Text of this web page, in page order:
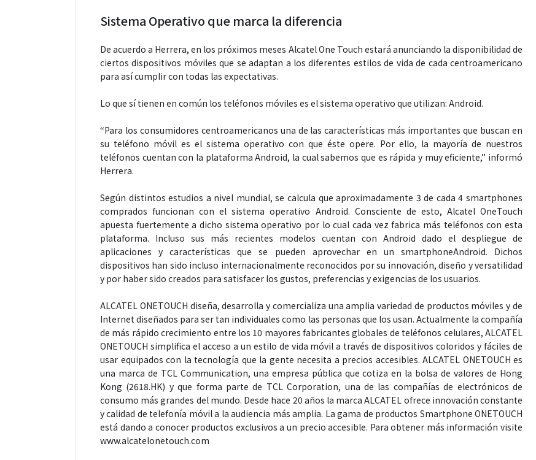
Sistema Operativo que marca la diferencia
De acuerdo a Herrera, en los próximos meses Alcatel One Touch estará anunciando la disponibilidad de
ciertos dispositivos móviles que se adaptan a los diferentes estilos de vida de cada centroamericano
para así cumplir con todas las expectativas.
Lo que sí tienen en común los teléfonos móviles es el sistema operativo que utilizan: Android.
“Para los consumidores centroamericanos una de las características más importantes que buscan en
su teléfono móvil es el sistema operativo con que éste opere. Por ello, la mayoría de nuestros
teléfonos cuentan con la plataforma Android, la cual sabemos que es rápida y muy eficiente,” informó
Herrera.
Según distintos estudios a nivel mundial, se calcula que aproximadamente 3 de cada 4 smartphones
comprados funcionan con el sistema operativo Android. Consciente de esto, Alcatel OneTouch
apuesta fuertemente a dicho sistema operativo por lo cual cada vez fabrica más teléfonos con esta
plataforma. Incluso sus más recientes modelos cuentan con Android dado el despliegue de
aplicaciones y características que se pueden aprovechar en un smartphoneAndroid. Dichos
dispositivos han sido incluso internacionalmente reconocidos por su innovación, diseño y versatilidad
y por haber sido creados para satisfacer los gustos, preferencias y exigencias de los usuarios.
ALCATEL ONETOUCH diseña, desarrolla y comercializa una amplia variedad de productos móviles y de
Internet diseñados para ser tan individuales como las personas que los usan. Actualmente la compañía
de más rápido crecimiento entre los 10 mayores fabricantes globales de teléfonos celulares, ALCATEL
ONETOUCH simplifica el acceso a un estilo de vida móvil a través de dispositivos coloridos y fáciles de
usar equipados con la tecnología que la gente necesita a precios accesibles. ALCATEL ONETOUCH es
una marca de TCL Communication, una empresa pública que cotiza en la bolsa de valores de Hong
Kong (2618.HK) y que forma parte de TCL Corporation, una de las compañías de electrónicos de
consumo más grandes del mundo. Desde hace 20 años la marca ALCATEL ofrece innovación constante
y calidad de telefonía móvil a la audiencia más amplia. La gama de productos Smartphone ONETOUCH
está dando a conocer productos exclusivos a un precio accesible. Para obtener más información visite
www.alcatelonetouch.com
Shakira rompe récords con “Dai
mundial en Spotify y Billboard
La marimba une generaciones: el
transforma la tradición en un
espectáculo para todos
“Donde quiera que estés” el
“FRAGMENTOS” su próximo